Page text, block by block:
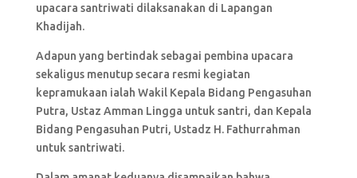
upacara santriwati dilaksanakan di Lapangan
Khadijah.
Adapun yang bertindak sebagai pembina upacara
sekaligus menutup secara resmi kegiatan
kepramukaan ialah Wakil Kepala Bidang Pengasuhan
Putra, Ustaz Amman Lingga untuk santri, dan Kepala
Bidang Pengasuhan Putri, Ustadz H. Fathurrahman
untuk santriwati.